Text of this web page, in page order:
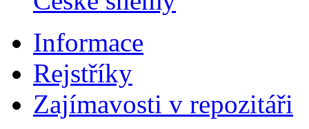
Informace
Rejstříky
Zajímavosti v repozitáři